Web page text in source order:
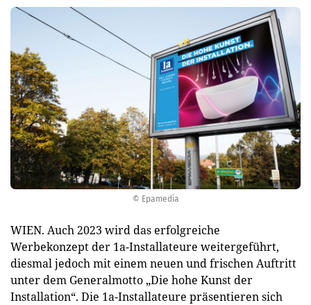
© Epamedia
WIEN. Auch 2023 wird das erfolgreiche
Werbekonzept der 1a-Installateure weitergeführt,
diesmal jedoch mit einem neuen und frischen Auftritt
unter dem Generalmotto „Die hohe Kunst der
Installation“. Die 1a-Installateure präsentieren sich